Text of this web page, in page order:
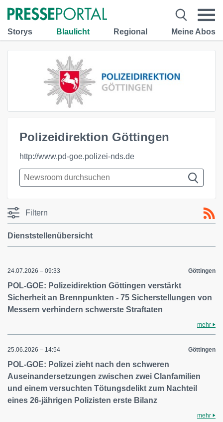
Storys Blaulicht Regional Meine Abos
Polizeidirektion Göttingen
http://www.pd-goe.polizei-nds.de
Filtern
Dienststellenübersicht
24.07.2026 – 09:33 Göttingen
POL-GOE: Polizeidirektion Göttingen verstärkt
Sicherheit an Brennpunkten - 75 Sicherstellungen von
Messern verhindern schwerste Straftaten
mehr
25.06.2026 – 14:54 Göttingen
POL-GOE: Polizei zieht nach den schweren
Auseinandersetzungen zwischen zwei Clanfamilien
und einem versuchten Tötungsdelikt zum Nachteil
eines 26-jährigen Polizisten erste Bilanz
mehr